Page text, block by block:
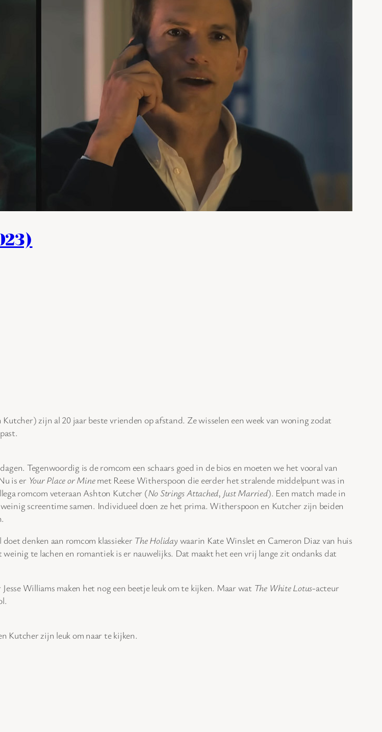
zijn al 20 jaar beste vrienden op afstand. Ze wisselen een week van woning zodat
Tegenwoordig is de romcom een schaars goed in de bios en moeten we het vooral van
is er Your Place or Minemet Reese Witherspoon die eerder het stralende middelpunt was in
romcom veteraan Ashton Kutcher (No Strings Attached, Just Married). Een match made in
screentime samen. Individueel doen ze het prima. Witherspoon en Kutcher zijn beiden
denken aan romcom klassieker The Holiday waarin Kate Winslet en Cameron Diaz van huis
te lachen en romantiek is er nauwelijks. Dat maakt het een vrij lange zit ondanks dat
Williams maken het nog een beetje leuk om te kijken. Maar wat The White Lotus-acteur
Kutcher zijn leuk om naar te kijken.